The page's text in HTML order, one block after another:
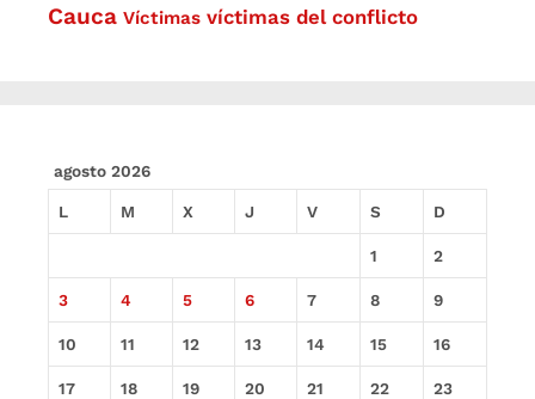
Cauca Víctimas víctimas del conflicto
agosto 2026
L M X J V S D
1 2
3 4 5 6 7 8 9
10 11 12 13 14 15 16
17 18 19 20 21 22 23